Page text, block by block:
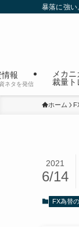
暴落に強い
報
ネタを発信
メカ
裁量ト
ホーム
2021
6/14
FX為替